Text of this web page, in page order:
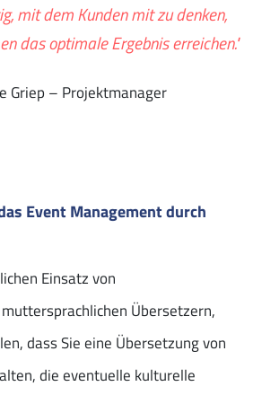
mit dem Kunden mit zu denken,
das optimale Ergebnis erreichen."
Griep – Projektmanager
Event Management durch
Einsatz von
Übersetzern,
dass Sie eine Übersetzung von
die eventuelle kulturelle